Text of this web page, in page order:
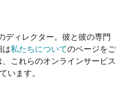
ディレクター。彼と彼の専門
は私たちについてのページをご
これらのオンラインサービス
います。